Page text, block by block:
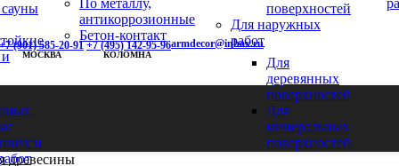
+7 (901) 585-20-91
МОСКВА
+7 (495) 142-95-96
КОЛОМНА
armdecor@inbox.ru
и
антикоррозионные
Бетон-контакт
поверхностей
Для наружных
работ
Для
деревянных
поверхностей
Для
минеральных
поверхностей